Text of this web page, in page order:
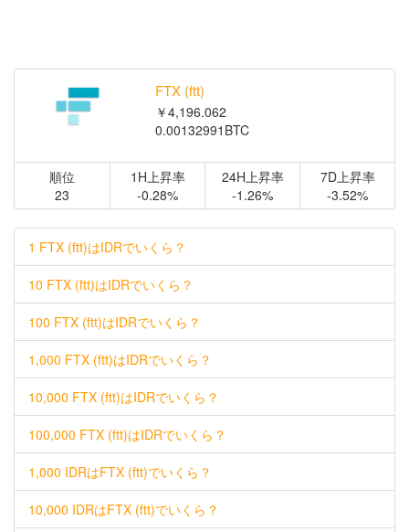
FTX (ftt)
￥4,196.062
0.00132991BTC
順位
23
1H上昇率
-0.28%
24H上昇率
-1.26%
7D上昇率
-3.52%
1 FTX (ftt)はIDRでいくら？
10 FTX (ftt)はIDRでいくら？
100 FTX (ftt)はIDRでいくら？
1,000 FTX (ftt)はIDRでいくら？
10,000 FTX (ftt)はIDRでいくら？
100,000 FTX (ftt)はIDRでいくら？
1,000 IDRはFTX (ftt)でいくら？
10,000 IDRはFTX (ftt)でいくら？